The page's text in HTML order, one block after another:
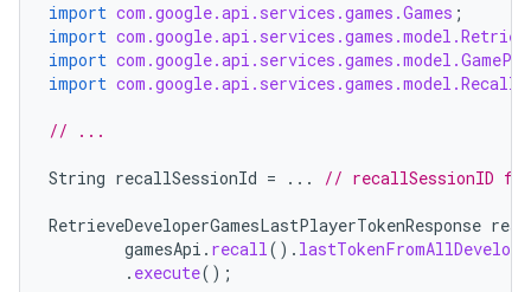
import com.google.api.services.games.Games ;
import
import
import
// ...
String recallSessionId = ... // recallSessionID
RetrieveDeveloperGamesLastPlayerTokenResponse
gamesApi . recall().
. execute();